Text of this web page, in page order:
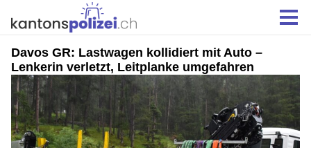
Davos GR: Lastwagen kollidiert mit Auto –
Lenkerin verletzt, Leitplanke umgefahren